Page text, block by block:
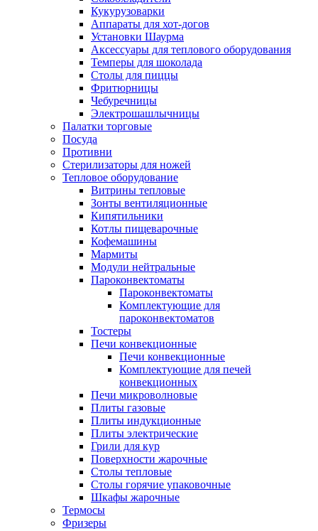
Кукурузоварки
Аппараты для хот-догов
Установки Шаурма
Аксессуары для теплового оборудования
Темперы для шоколада
Столы для пиццы
Фритюрницы
Чебуречницы
Электрошашлычницы
Палатки торговые
Посуда
Противни
Стерилизаторы для ножей
Тепловое оборудование
Витрины тепловые
Зонты вентиляционные
Кипятильники
Котлы пищеварочные
Кофемашины
Мармиты
Модули нейтральные
Пароконвектоматы
Пароконвектоматы
Комплектующие для
пароконвектоматов
Тостеры
Печи конвекционные
Печи конвекционные
Комплектующие для печей
конвекционных
Печи микроволновые
Плиты газовые
Плиты индукционные
Плиты электрические
Грили для кур
Поверхности жарочные
Столы тепловые
Столы горячие упаковочные
Шкафы жарочные
Термосы
Фризеры